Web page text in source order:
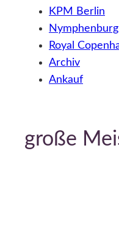
KPM Berlin
Nymphenburg
Royal
Archiv
Ankauf
große